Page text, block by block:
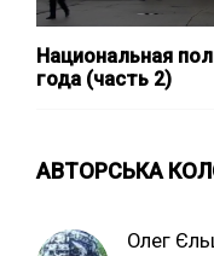
Национальная
года (часть 2)
АВТОРСЬКА
Олег